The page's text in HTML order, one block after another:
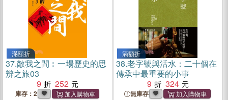
滿額折
37.敵我之間︰一場歷史的思
辨之旅03
9
252
庫存：2
滿額折
38.老字號與活水：二十個在
傳承中最重要的小事
9
324
無庫存